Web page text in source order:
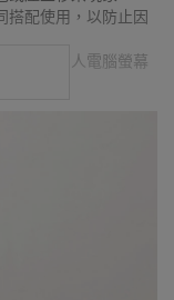
配使用，以防止因
色會因個人電腦螢幕